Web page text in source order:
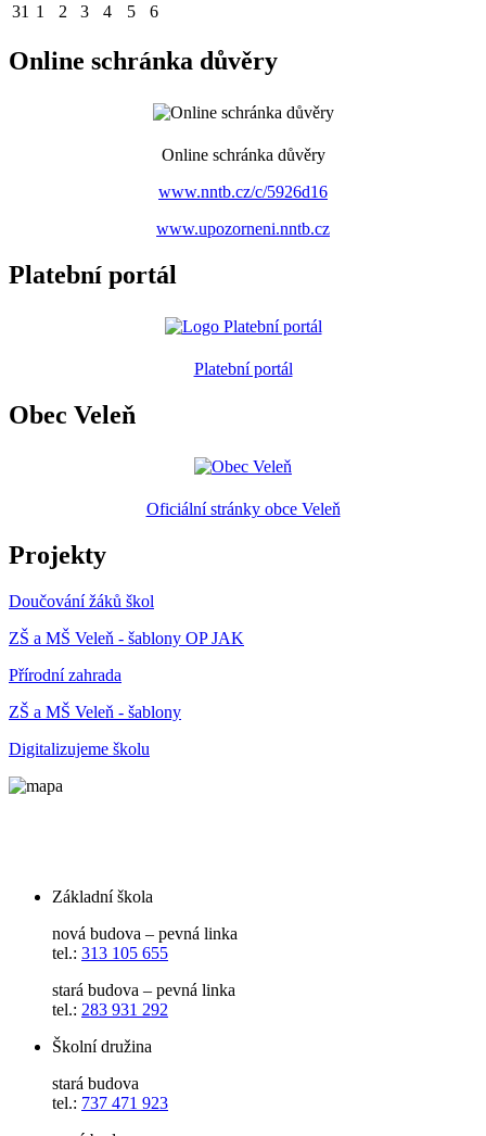
31 1 2 3 4 5 6
Online schránka důvěry
Online schránka důvěry
www.nntb.cz/c/5926d16
www.upozorneni.nntb.cz
Platební portál
Platební portál
Obec Veleň
Oficiální stránky obce Veleň
Projekty
Doučování žáků škol
ZŠ a MŠ Veleň - šablony OP JAK
Přírodní zahrada
ZŠ a MŠ Veleň - šablony
Digitalizujeme školu
Základní škola
nová budova – pevná linka
tel.: 313 105 655
stará budova – pevná linka
tel.: 283 931 292
Školní družina
stará budova
tel.: 737 471 923